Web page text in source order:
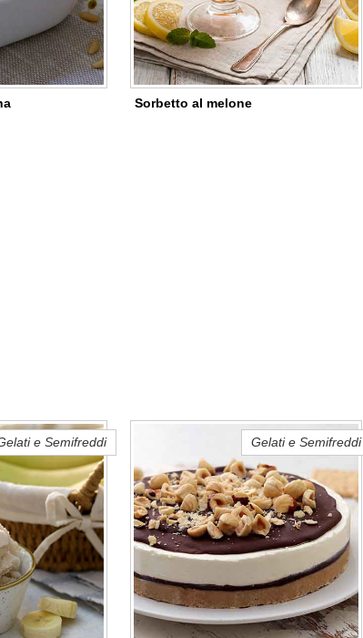
Sorbetto al melone
e Semifreddi Gelati e Semifreddi